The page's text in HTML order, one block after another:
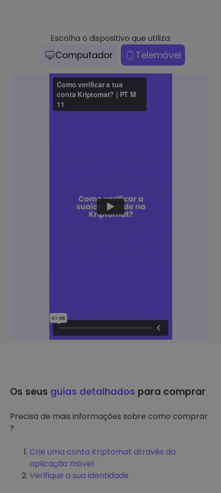
Escolha o dispositivo que utiliza:
Computador Telemóvel
Os seus guias detalhados para comprar
Precisa de mais informações sobre como comprar
?
Crie uma conta Kriptomat através da
aplicação móvel
Verifique a sua identidade